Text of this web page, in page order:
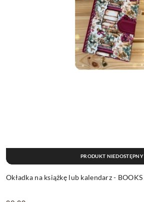
Okładka na książkę lub kalendarz -
PRODUKT NIEDOSTĘPNY